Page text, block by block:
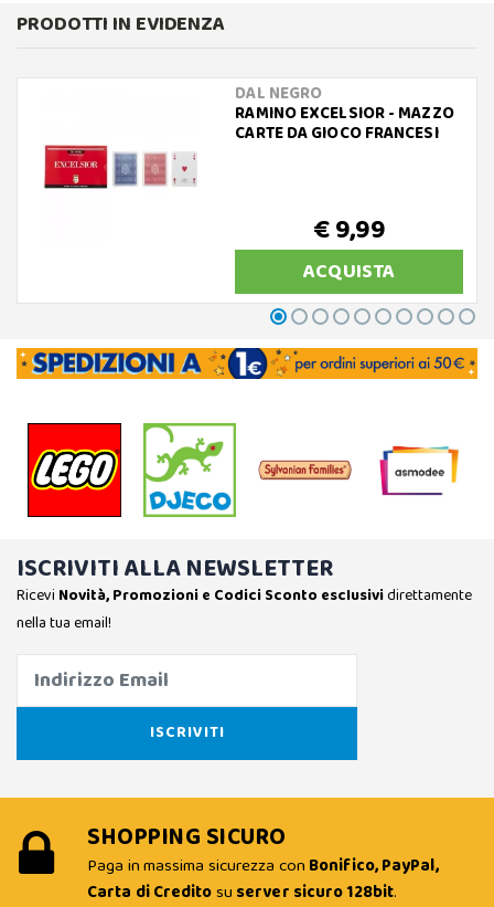
PRODOTTI IN EVIDENZA
DAL NEGRO
RAMINO EXCELSIOR - MAZZO
CARTE DA GIOCO FRANCESI
€ 9,99
ACQUISTA
ISCRIVITI ALLA NEWSLETTER
Ricevi Novità, Promozioni e Codici Sconto esclusividirettamente
nella tua email!
SHOPPING SICURO
Paga in massima sicurezza con Bonifico, PayPal,
Carta di Creditosu server sicuro 128bit.